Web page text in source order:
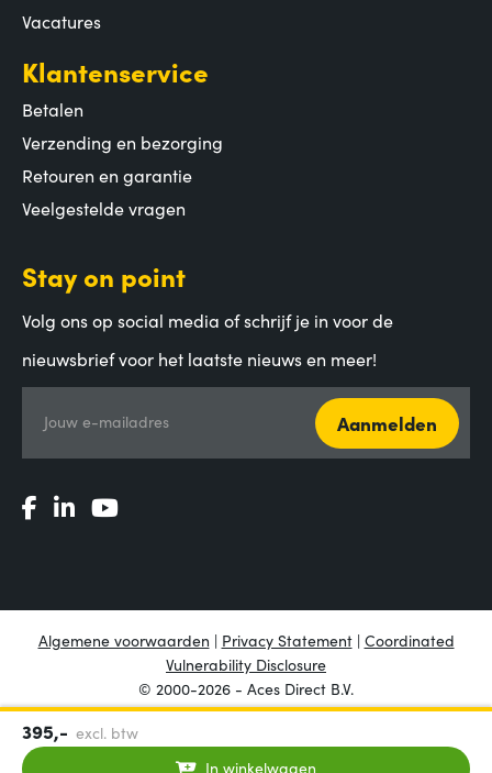
395,- excl. btw
In winkelwagen
Vacatures
Klantenservice
Betalen
Verzending en bezorging
Retouren en garantie
Veelgestelde vragen
Stay on point
Volg ons op social media of schrijf je in voor de
nieuwsbrief voor het laatste nieuws en meer!
Jouw e-mailadres Aanmelden
Algemene voorwaarden | Privacy Statement| Coordinated
Vulnerability Disclosure
© 2000-2026 - Aces Direct B.V.